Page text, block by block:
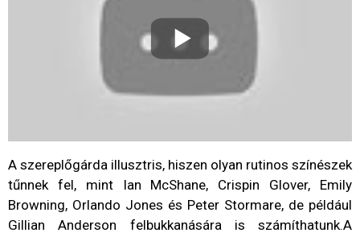
A szereplőgárda illusztris, hiszen olyan rutinos színészek
tűnnek fel, mint Ian McShane, Crispin Glover, Emily
Browning, Orlando Jones és Peter Stormare, de például
Gillian Anderson felbukkanására is számíthatunk.A